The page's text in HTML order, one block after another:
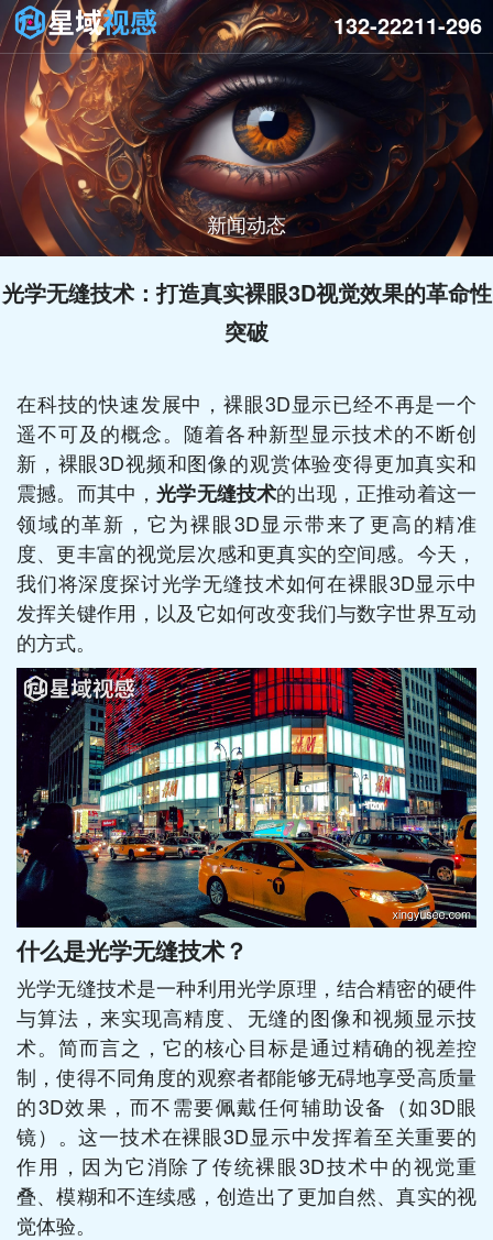
新闻动态
132-22211-296
光学无缝技术：打造真实裸眼3D视觉效果的革命性
突破
在科技的快速发展中，裸眼3D显示已经不再是一个
遥不可及的概念。随着各种新型显示技术的不断创
新，裸眼3D视频和图像的观赏体验变得更加真实和
震撼。而其中，光学无缝技术的出现，正推动着这一
领域的革新，它为裸眼3D显示带来了更高的精准
度、更丰富的视觉层次感和更真实的空间感。今天，
我们将深度探讨光学无缝技术如何在裸眼3D显示中
发挥关键作用，以及它如何改变我们与数字世界互动
的方式。
什么是光学无缝技术？
光学无缝技术是一种利用光学原理，结合精密的硬件
与算法，来实现高精度、无缝的图像和视频显示技
术。简而言之，它的核心目标是通过精确的视差控
制，使得不同角度的观察者都能够无碍地享受高质量
的3D效果，而不需要佩戴任何辅助设备（如3D眼
镜）。这一技术在裸眼3D显示中发挥着至关重要的
作用，因为它消除了传统裸眼3D技术中的视觉重
叠、模糊和不连续感，创造出了更加自然、真实的视
觉体验。